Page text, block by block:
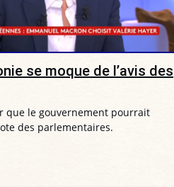
se moque de l’avis des
que le gouvernement pourrait
des parlementaires.